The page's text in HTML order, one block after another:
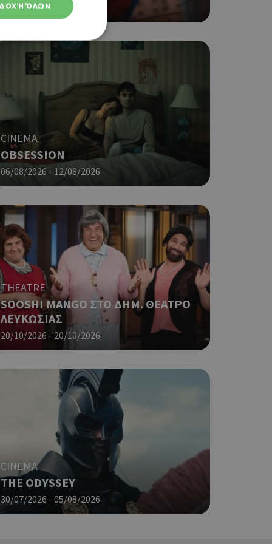
06/08/2026 - 12/08/2026
CINEMA
OBSESSION
06/08/2026 - 12/08/2026
THEATRE
SOOSHI MANGO ΣΤΟ ΔΗΜ. ΘΕΑΤΡΟ
ΛΕΥΚΩΣΙΑΣ
20/10/2026 - 20/10/2026
CINEMA
THE ODYSSEY
30/07/2026 - 05/08/2026
ΌΛΩΝ
Ο
Google
που
είναι
ο
ένα καλό
σελίδων.
Google
δηλαδή να
στον χρήστη
push down
δηλαδή να
στον χρήστη
είναι το
push down
την
που
για ένα